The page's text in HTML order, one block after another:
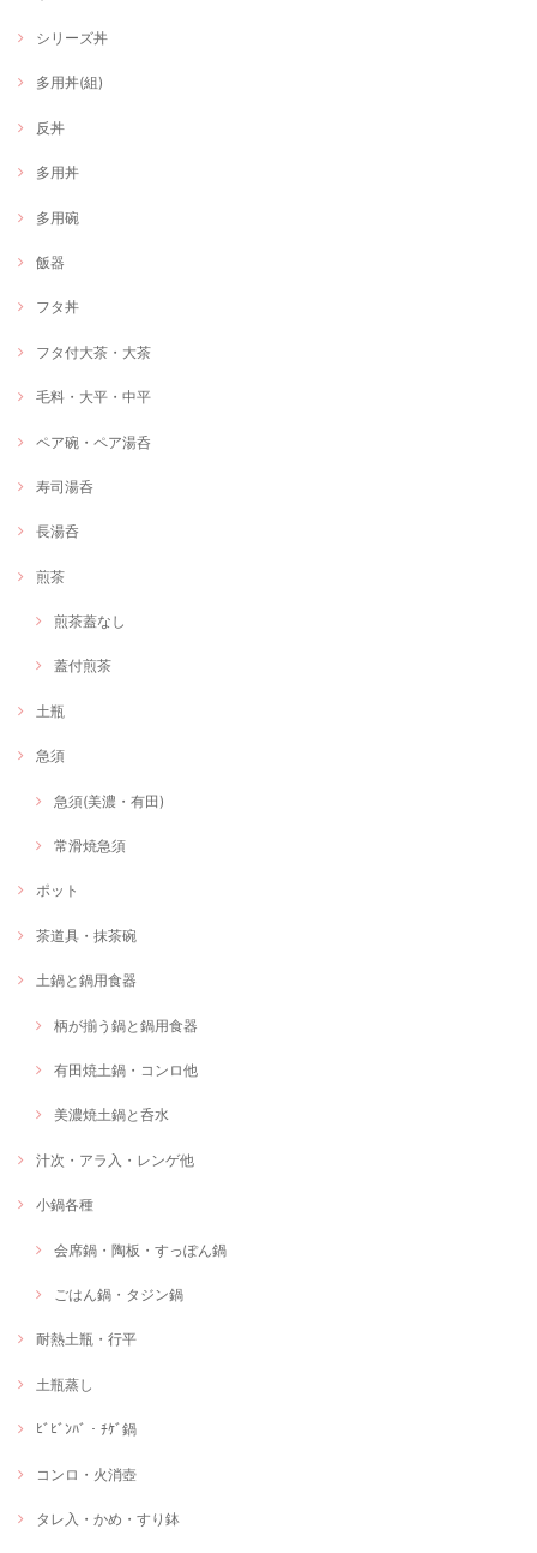
シリーズ丼
多用丼(組)
反丼
多用丼
多用碗
飯器
フタ丼
フタ付大茶・大茶
毛料・大平・中平
ペア碗・ペア湯呑
寿司湯呑
長湯呑
煎茶
煎茶蓋なし
蓋付煎茶
土瓶
急須
急須(美濃・有田)
常滑焼急須
ポット
茶道具・抹茶碗
土鍋と鍋用食器
柄が揃う鍋と鍋用食器
有田焼土鍋・コンロ他
美濃焼土鍋と呑水
汁次・アラ入・レンゲ他
小鍋各種
会席鍋・陶板・すっぽん鍋
ごはん鍋・タジン鍋
耐熱土瓶・行平
土瓶蒸し
ﾋﾞﾋﾞﾝﾊﾞ・ﾁｹﾞ鍋
コンロ・火消壺
タレ入・かめ・すり鉢